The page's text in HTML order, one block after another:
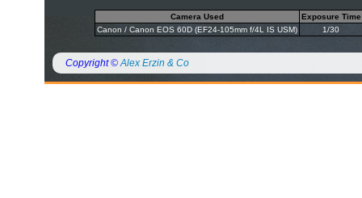
Camera Used
Exposure Time
Canon / Canon EOS 60D (EF24-105mm f/4L IS USM)
1/30
Copyright ©Alex Erzin & Co